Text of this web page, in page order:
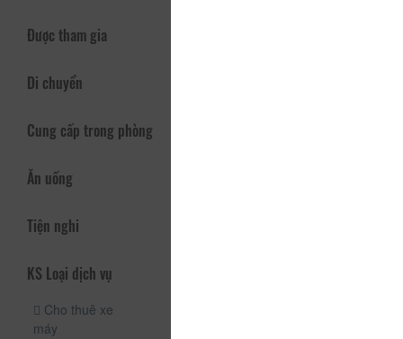
Được tham gia
Di chuyển
Cung cấp trong phòng
Ăn uống
Tiện nghi
KS Loại dịch vụ
Cho thuê xe
máy